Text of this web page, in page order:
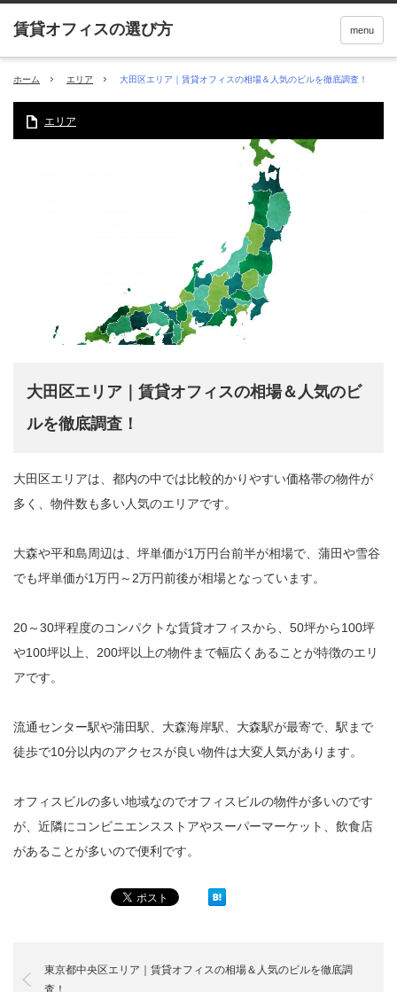
menu
ホーム エリア 大田区エリア｜賃貸オフィスの相場＆人気のビルを徹底調査！
エリア
大田区エリア｜賃貸オフィスの相場＆人気のビ
ルを徹底調査！
大田区エリアは、都内の中では比較的かりやすい価格帯の物件が
多く、物件数も多い人気のエリアです。
大森や平和島周辺は、坪単価が1万円台前半が相場で、蒲田や雪谷
でも坪単価が1万円～2万円前後が相場となっています。
20～30坪程度のコンパクトな賃貸オフィスから、50坪から100坪
や100坪以上、200坪以上の物件まで幅広くあることが特徴のエリ
アです。
流通センター駅や蒲田駅、大森海岸駅、大森駅が最寄で、駅まで
徒歩で10分以内のアクセスが良い物件は大変人気があります。
オフィスビルの多い地域なのでオフィスビルの物件が多いのです
が、近隣にコンビニエンスストアやスーパーマーケット、飲食店
があることが多いので便利です。
東京都中央区エリア｜賃貸オフィスの相場＆人気のビルを徹底調
査！